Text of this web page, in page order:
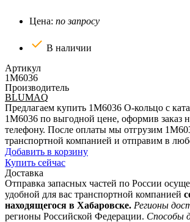
Цена: по запросу
В наличии
Артикул
1M6036
Производитель
BLUMAQ
Предлагаем купить 1M6036 О-кольцо с
1M6036 по выгодной цене, оформив заказ
телефону. После оплаты мы отгрузим
транспортной компанией и отправим в
Добавить в корзину
Купить сейчас
Доставка
Отправка запасных частей по России
удобной для вас транспортной компанией
находящегося в Хабаровске. Регионы
регионы Российской Федерации. Способы